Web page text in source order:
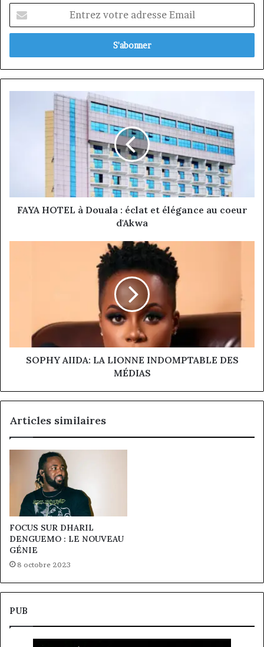
votre
adresse
au
coeur
FAYA HOTEL à Douala : éclat et élégance au coeur
d'Akwa
SOPHY AIIDA: LA LIONNE INDOMPTABLE DES
MÉDIAS
Articles similaires
FOCUS SUR DHARIL
DENGUEMO : LE NOUVEAU
GÉNIE
8 octobre 2023
PUB